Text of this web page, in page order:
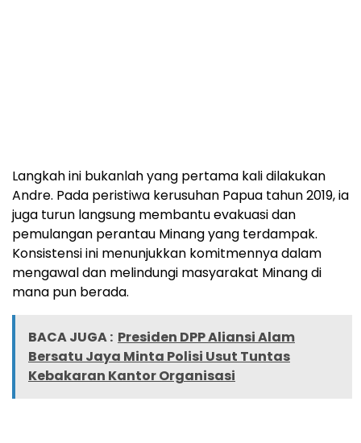
Langkah ini bukanlah yang pertama kali dilakukan
Andre. Pada peristiwa kerusuhan Papua tahun 2019, ia
juga turun langsung membantu evakuasi dan
pemulangan perantau Minang yang terdampak.
Konsistensi ini menunjukkan komitmennya dalam
mengawal dan melindungi masyarakat Minang di
mana pun berada.
BACA JUGA : Presiden DPP Aliansi Alam
Bersatu Jaya Minta Polisi Usut Tuntas
Kebakaran Kantor Organisasi